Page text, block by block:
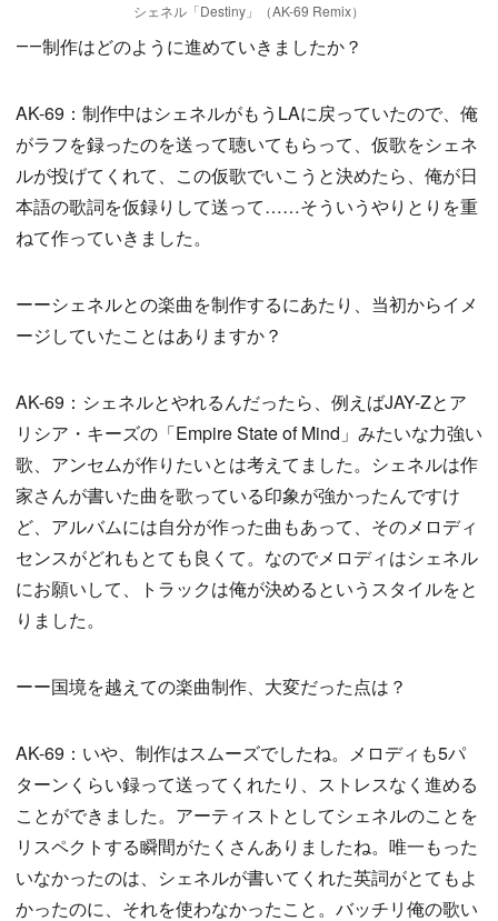
シェネル「Destiny」（AK-69 Remix）
――制作はどのように進めていきましたか？
AK-69：制作中はシェネルがもうLAに戻っていたので、俺
がラフを録ったのを送って聴いてもらって、仮歌をシェネ
ルが投げてくれて、この仮歌でいこうと決めたら、俺が日
本語の歌詞を仮録りして送って……そういうやりとりを重
ねて作っていきました。
ーーシェネルとの楽曲を制作するにあたり、当初からイメ
ージしていたことはありますか？
AK-69：シェネルとやれるんだったら、例えばJAY-Zとア
リシア・キーズの「Empire State of Mind」みたいな力強い
歌、アンセムが作りたいとは考えてました。シェネルは作
家さんが書いた曲を歌っている印象が強かったんですけ
ど、アルバムには自分が作った曲もあって、そのメロディ
センスがどれもとても良くて。なのでメロディはシェネル
にお願いして、トラックは俺が決めるというスタイルをと
りました。
ーー国境を越えての楽曲制作、大変だった点は？
AK-69：いや、制作はスムーズでしたね。メロディも5パ
ターンくらい録って送ってくれたり、ストレスなく進める
ことができました。アーティストとしてシェネルのことを
リスペクトする瞬間がたくさんありましたね。唯一もった
いなかったのは、シェネルが書いてくれた英詞がとてもよ
かったのに、それを使わなかったこと。バッチリ俺の歌い